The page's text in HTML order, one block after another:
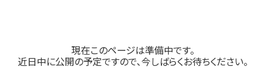
現在このページは準備中です。
近日中に公開の予定ですので、今しばらくお待ちください。